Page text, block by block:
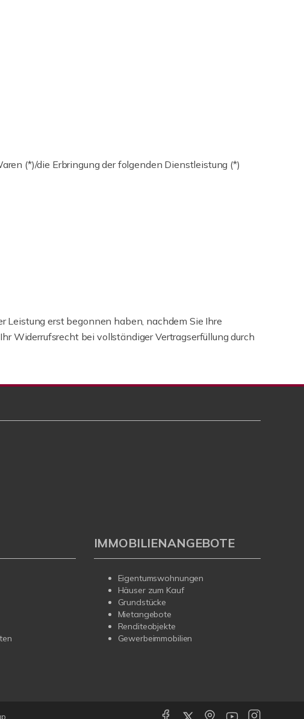
(*)/die Erbringung der folgenden Dienstleistung (*)
Leistung erst begonnen haben, nachdem Sie Ihre
Widerrufsrecht bei vollständiger Vertragserfüllung durch
IMMOBILIENANGEBOTE
Eigentumswohnungen
Häuser zum Kauf
Grundstücke
Mietangebote
Renditeobjekte
Gewerbeimmobilien